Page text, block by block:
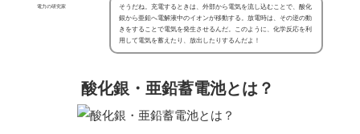
電力の研究家
そうだね。充電するときは、外部から電気を流し込むことで、酸化
銀から亜鉛へ電解液中のイオンが移動する。放電時は、その逆の動
きをすることで電気を発生させるんだ。このように、化学反応を利
用して電気を蓄えたり、放出したりするんだよ！
酸化銀・亜鉛蓄電池とは？